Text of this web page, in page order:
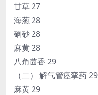
甘草 27
海葱 28
硇砂 28
麻黄 28
八角茴香 29
（二） 解气管痉挛药 29
麻黄 29